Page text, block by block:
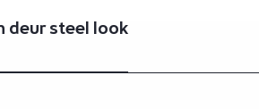
deur steel look